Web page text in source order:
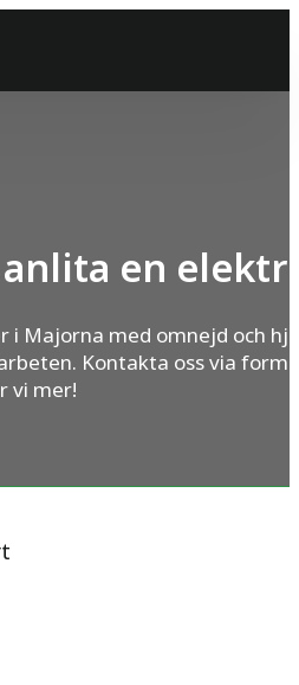
en
i Majorna med omnejd och
Kontakta oss via
vi mer!